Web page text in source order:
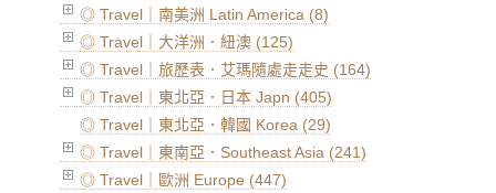
◎ Travel｜南美洲 Latin America (8)
◎ Travel｜大洋洲．紐澳 (125)
◎ Travel｜旅歷表．艾瑪隨處走走史 (164)
◎ Travel｜東北亞．日本 Japn (405)
◎ Travel｜東北亞．韓國 Korea (29)
◎ Travel｜東南亞．Southeast Asia (241)
◎ Travel｜歐洲 Europe (447)